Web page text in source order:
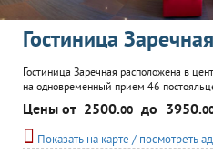
Гостиница Заречная
Гостиница Заречная расположена в
на одновременный прием 46
полностью отремонтировано в 2009
предоставляется возможность
номеров, поужинать в кафе. К услугам
зал, информационное сопровождение,
Цены от 2500.00 до 3950.
Показать на карте / посмотреть